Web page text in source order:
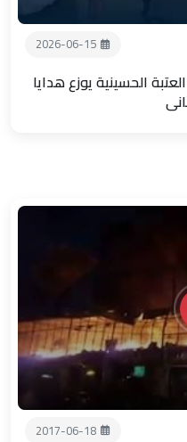
2026-06-15
الحسينية يوزع هدايا
2017-06-18